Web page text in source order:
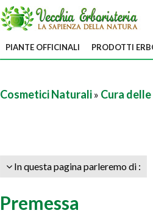
PIANTE OFFICINALI PRODOTTI
Cosmetici Naturali» Cura
In questa pagina parleremo di :
Premessa